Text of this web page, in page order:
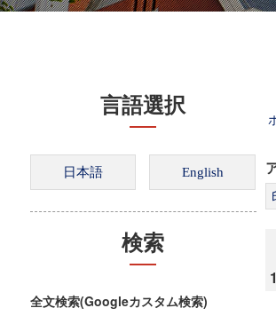
言語選択
検索
全文検索(Googleカスタム検索)